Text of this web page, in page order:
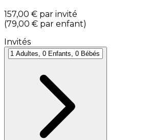
157,00 € par invité
(79,00 € par enfant)
Invités